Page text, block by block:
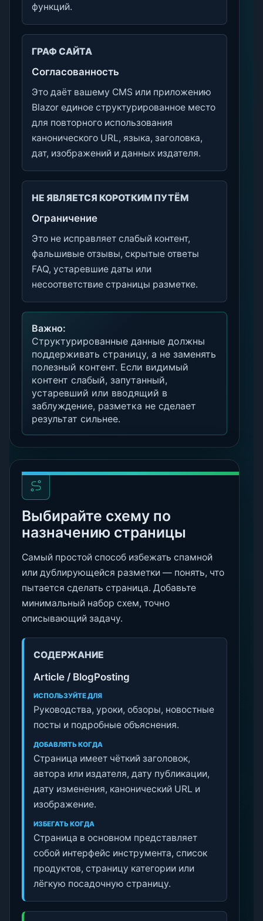
функций.
ГРАФ САЙТА
Согласованность
Это даёт вашему CMS или приложению
Blazor единое структурированное место
для повторного использования
канонического URL, языка, заголовка,
дат, изображений и данных издателя.
НЕ ЯВЛЯЕТСЯ КОРОТКИМ ПУТЁМ
Ограничение
Это не исправляет слабый контент,
фальшивые отзывы, скрытые ответы
FAQ, устаревшие даты или
несоответствие страницы разметке.
Важно:
Структурированные данные должны
поддерживать страницу, а не заменять
полезный контент. Если видимый
контент слабый, запутанный,
устаревший или вводящий в
заблуждение, разметка не сделает
результат сильнее.
Выбирайте схему по
назначению страницы
Самый простой способ избежать спамной
или дублирующейся разметки — понять, что
пытается сделать страница. Добавьте
минимальный набор схем, точно
описывающий задачу.
СОДЕРЖАНИЕ
Article / BlogPosting
ИСПОЛЬЗУЙТЕ ДЛЯ
Руководства, уроки, обзоры, новостные
посты и подробные объяснения.
ДОБАВЛЯТЬ КОГДА
Страница имеет чёткий заголовок,
автора или издателя, дату публикации,
дату изменения, канонический URL и
изображение.
ИЗБЕГАТЬ КОГДА
Страница в основном представляет
собой интерфейс инструмента, список
продуктов, страницу категории или
лёгкую посадочную страницу.